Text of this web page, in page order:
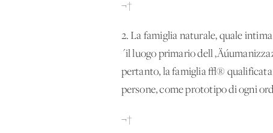
¬†
2. La famiglia naturale, quale
´il luogo primario
pertanto, la famiglia √®
persone, come prototipo di ogni
¬†